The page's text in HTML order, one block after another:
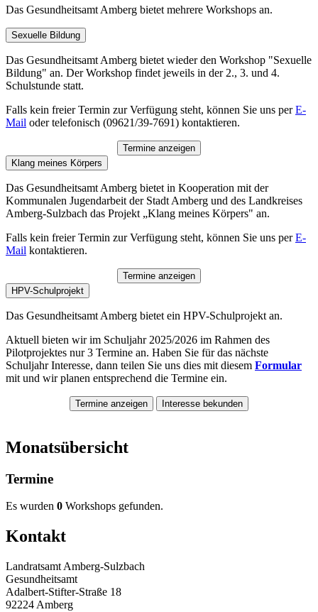
Das Gesundheitsamt Amberg bietet mehrere Workshops an.
Sexuelle Bildung
Das Gesundheitsamt Amberg bietet wieder den Workshop "Sexuelle
Bildung" an. Der Workshop findet jeweils in der 2., 3. und 4.
Schulstunde statt.
Falls kein freier Termin zur Verfügung steht, können Sie uns perE-
Mail oder telefonisch (09621/39-7691) kontaktieren.
Termine anzeigen
Klang meines Körpers
Das Gesundheitsamt Amberg bietet in Kooperation mit der
Kommunalen Jugendarbeit der Stadt Amberg und des Landkreises
Amberg-Sulzbach das Projekt „Klang meines Körpers" an.
Falls kein freier Termin zur Verfügung steht, können Sie uns perE-
Mail kontaktieren.
Termine anzeigen
HPV-Schulprojekt
Das Gesundheitsamt Amberg bietet ein HPV-Schulprojekt an.
Aktuell bieten wir im Schuljahr 2025/2026 im Rahmen des
Pilotprojektes nur 3 Termine an. Haben Sie für das nächste
Schuljahr Interesse, dann teilen Sie uns dies mit diesem Formular
mit und wir planen entsprechend die Termine ein.
Termine anzeigen Interesse bekunden
Monatsübersicht
Termine
Es wurden 0 Workshops gefunden.
Kontakt
Landratsamt Amberg-Sulzbach
Gesundheitsamt
Adalbert-Stifter-Straße 18
92224 Amberg